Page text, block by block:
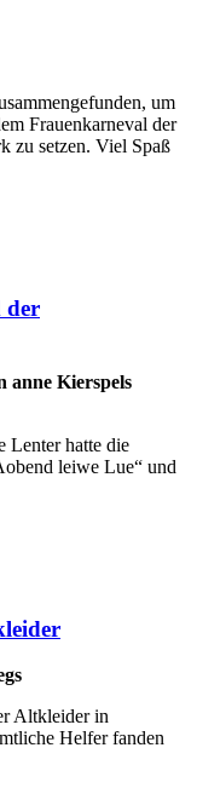
um
Frauenkarneval der
zu setzen. Viel Spaß
der
anne Kierspels
Lenter hatte die
leiwe Lue“ und
Altkleider in
Helfer fanden